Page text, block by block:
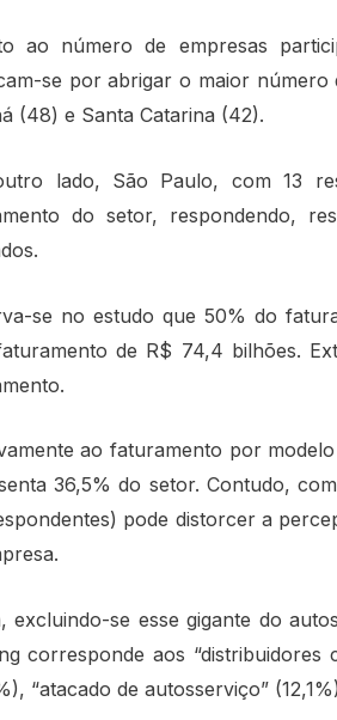
ao número de empresas
se por abrigar o maior
(48) e Santa Catarina (42).
lado, São Paulo, com 13
do setor, respondendo,
se no estudo que 50% do
de R$ 74,4 bilhões.
ao faturamento por
36,5% do setor. Contudo,
pode distorcer a
excluindo-se esse gigante do
corresponde aos
“atacado de autosserviço”